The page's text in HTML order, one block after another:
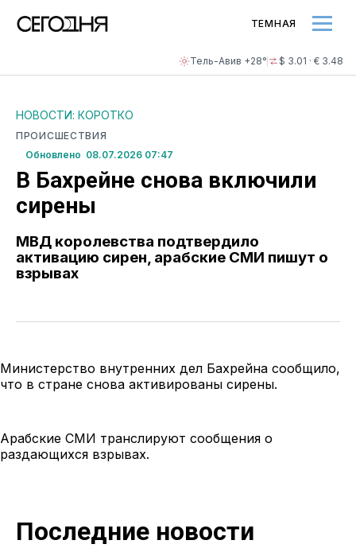
Тель-Авив +28° $ 3.01 · € 3.48
ТЕМНАЯ
НОВОСТИ: КОРОТКО
ПРОИСШЕСТВИЯ
Обновлено 08.07.2026 07:47
В Бахрейне снова включили
сирены
МВД королевства подтвердило
активацию сирен, арабские СМИ пишут о
взрывах
Министерство внутренних дел Бахрейна сообщило,
что в стране снова активированы сирены.
Арабские СМИ транслируют сообщения о
раздающихся взрывах.
Последние новости